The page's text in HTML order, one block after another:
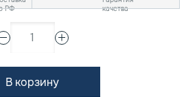
1
В корзину